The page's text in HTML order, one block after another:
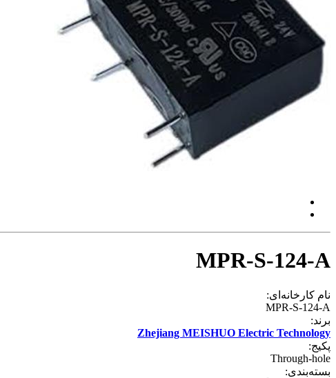
MPR-S-124-A
نام کارخانه‌ای:
MPR-S-124-A
برند:
Zhejiang MEISHUO Electric Technology
پکیج:
Through-hole
بسته‌بندی: